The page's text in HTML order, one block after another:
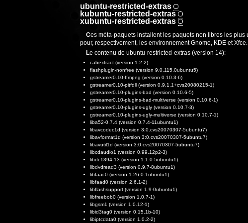
ubuntu-restricted-extras
kubuntu-restricted-extras
xubuntu-restricted-extras
Ces méta-paquets installent les paquets non libres les plus utilisés comme les codecs audio/vidéo, le support du flash, les polices Microsoft…
pour, respectivement, les environnement Gnome, KDE et Xfce.
Le contenu de ubuntu-restricted-extras (version 14):
cabextract (version 1.2-2)
flashplugin-nonfree (version 9.0.115.0ubuntu5)
gstreamer0.10-ffmpeg (version 0.10.3-6)
gstreamer0.10-pitfdll (version 0.9.1.1+cvs20080215-1)
gstreamer0.10-plugins-bad (version 0.10.6-5)
gstreamer0.10-plugins-bad-multiverse (version 0.10.6-1)
gstreamer0.10-plugins-ugly (version 0.10.7-3)
gstreamer0.10-plugins-ugly-multiverse (version 0.10.7-1)
liba52-0.7.4 (version 0.7.4-11ubuntu1)
libavcodec1d (version 3:0.cvs20070307-5ubuntu7)
libavformat1d (version 3:0.cvs20070307-5ubuntu7)
libavutil1d (version 3:0.cvs20070307-5ubuntu7)
libcdaudio1 (version 0.99.12p2-3)
libdc1394-13 (version 1.1.0-5ubuntu1)
libdvdread3 (version 0.9.7-8ubuntu1)
libfaac0 (version 1.26-0.1ubuntu1)
libfaad0 (version 2.6.1-2)
libflashsupport (version 1.9-0ubuntu1)
libfreebob0 (version 1.0.7-1)
libgsm1 (version 1.0.12-1)
libid3tag0 (version 0.15.1b-10)
libiptcdata0 (version 1.0.2-2)